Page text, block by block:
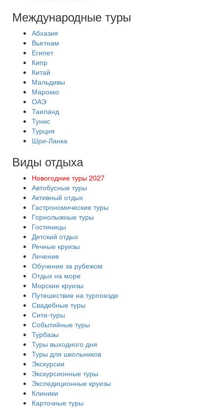
Международные туры
Абхазия
Вьетнам
Египет
Кипр
Китай
Мальдивы
Марокко
ОАЭ
Таиланд
Тунис
Турция
Шри-Ланка
Виды отдыха
Новогодние туры 2027
Автобусные туры
Активный отдых
Гастрономические туры
Горнолыжные туры
Гостиницы
Детский отдых
Речные круизы
Лечение
Обучение за рубежом
Отдых на море
Морские круизы
Путешествие на турпоезде
Свадебные туры
Сити-туры
Событийные туры
Турбазы
Туры выходного дня
Туры для школьников
Экскурсии
Экскурсионные туры
Экспедиционные круизы
Клиники
Карточные туры